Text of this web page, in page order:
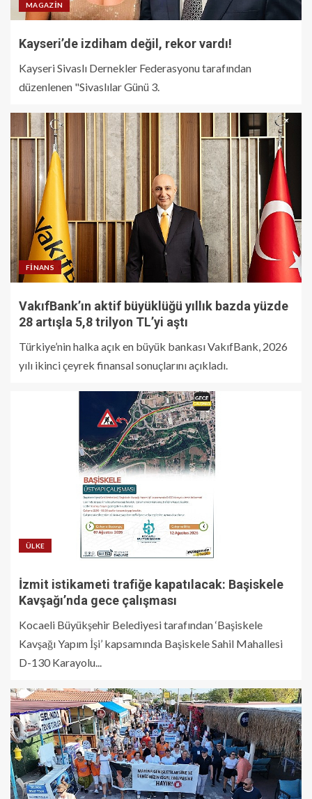
MAGAZIN
Kayseri’de izdiham değil, rekor vardı!
Kayseri Sivaslı Dernekler Federasyonu tarafından
düzenlenen "Sivaslılar Günü 3.
FINANS
VakıfBank’ın aktif büyüklüğü yıllık bazda yüzde
28 artışla 5,8 trilyon TL’yi aştı
Türkiye’nin halka açık en büyük bankası VakıfBank, 2026
yılı ikinci çeyrek finansal sonuçlarını açıkladı.
ÜLKE
İzmit istikameti trafiğe kapatılacak: Başiskele
Kavşağı’nda gece çalışması
Kocaeli Büyükşehir Belediyesi tarafından ‘Başiskele
Kavşağı Yapım İşi’ kapsamında Başiskele Sahil Mahallesi
D-130 Karayolu...